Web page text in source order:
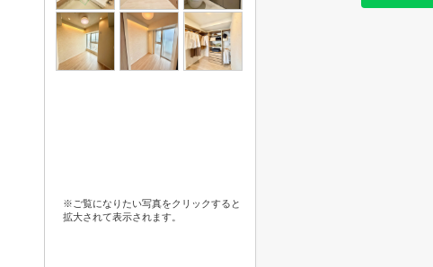
※ご覧になりたい写真をクリックすると
拡大されて表示されます。